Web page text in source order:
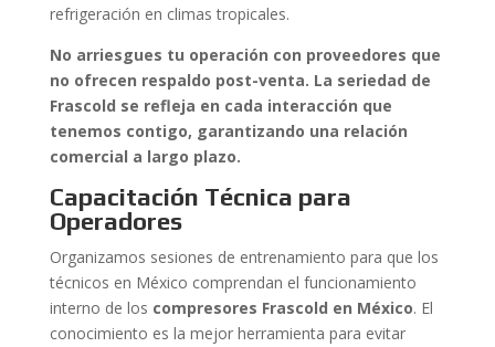
refrigeración en climas tropicales.
No arriesgues tu operación con proveedores que
no ofrecen respaldo post-venta. La seriedad de
Frascold se refleja en cada interacción que
tenemos contigo, garantizando una relación
comercial a largo plazo.
Capacitación Técnica para
Operadores
Organizamos sesiones de entrenamiento para que los
técnicos en México comprendan el funcionamiento
interno de los compresores Frascold en México. El
conocimiento es la mejor herramienta para evitar